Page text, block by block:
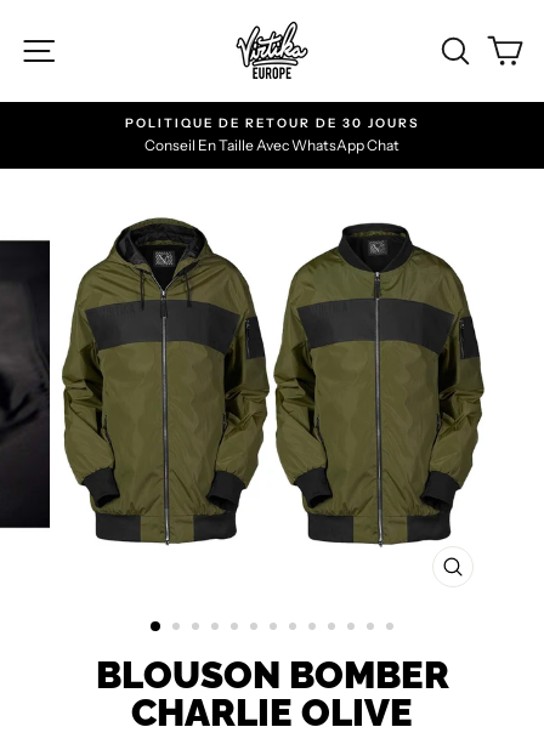
POLITIQUE DE RETOUR DE 30 JOURS
Conseil En Taille Avec WhatsApp Chat
FERMER
BLOUSON BOMBER
CHARLIE OLIVE